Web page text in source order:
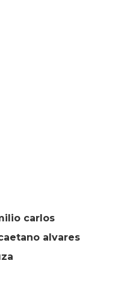
carlos
alvares